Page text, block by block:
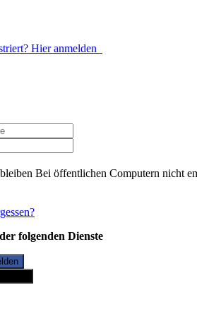
Hier anmelden
Bei öffentlichen Computern nicht
folgenden Dienste